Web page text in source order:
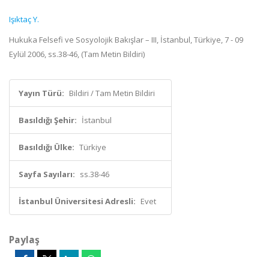
Işıktaç Y.
Hukuka Felsefi ve Sosyolojik Bakışlar – III, İstanbul, Türkiye, 7 - 09
Eylül 2006, ss.38-46, (Tam Metin Bildiri)
Yayın Türü: Bildiri / Tam Metin Bildiri
Basıldığı Şehir: İstanbul
Basıldığı Ülke: Türkiye
Sayfa Sayıları: ss.38-46
İstanbul Üniversitesi Adresli: Evet
Paylaş